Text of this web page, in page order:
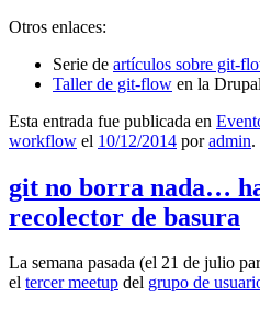
Otros enlaces:
Serie de artículos sobre git-
Taller de git-flow en la
Esta entrada fue publicada en
workflow el 10/12/2014 poradmin.
git no borra nada…
recolector de basura
La semana pasada (el 21 de julio
el tercer meetup del grupo de